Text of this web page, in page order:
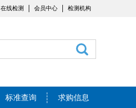
在线检测 会员中心 检测机构
标准查询 求购信息